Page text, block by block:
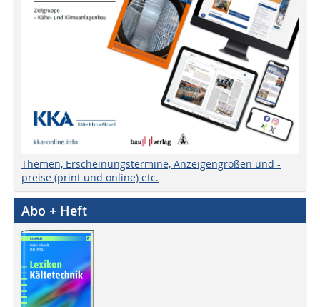
Themen, Erscheinungstermine, Anzeigengrößen und -
preise (print und online) etc.
Abo + Heft